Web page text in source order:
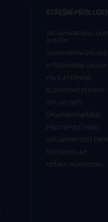
STŘEŠNÍ
SATJAM NIAGARA -
SYSTÉM
NADKROKEVNÍ
STŘEŠNÍ OKNA SATJAM
FÓLIE A TĚSNĚNÍ
KLEMPÍŘSKÉ VÝROBKY
SATJAM SAFE
SPOJOVACÍ MATERIÁL
PROSTUPOVÉ PRVKY
SATJAM PROTECT
SATJAM SOLAR
DRŽÁKY HROMOSVODU